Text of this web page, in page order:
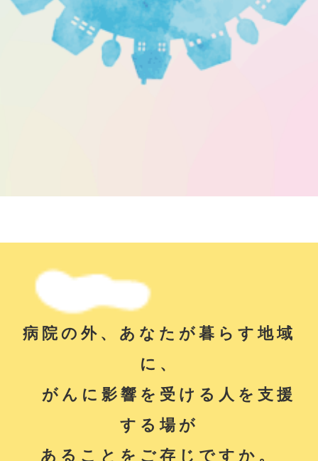
病院の外、あなたが暮らす地域
に、
がんに影響を受ける人を支援
する場が
あることをご存じですか。